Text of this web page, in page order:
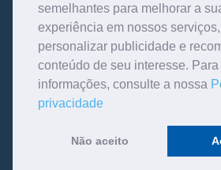
semelhantes para melhorar a
experiência em nossos serviços,
personalizar publicidade e
conteúdo de seu interesse.
informações, consulte a nossa
privacidade
Não aceito
CONHEÇA OS CURSOS
CENTRAL DE MENTORIA
CONTATO
INFORMAÇÕES GERAIS